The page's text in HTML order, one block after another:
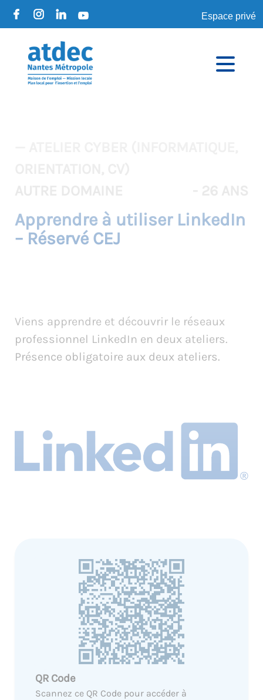
Espace privé
Apprendre à utiliser LinkedIn
– Réservé CEJ
Viens apprendre et découvrir le réseaux
professionnel LinkedIn en deux ateliers.
Présence obligatoire aux deux ateliers.
QR Code
Scannez ce QR Code pour accéder à